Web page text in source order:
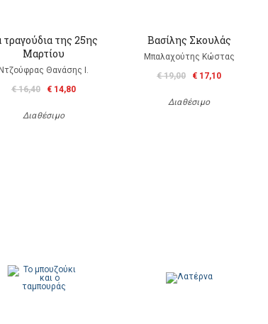
τραγούδια της 25ης
Μαρτίου
Θανάσης Ι.
€ 16,40
€ 14,80
Διαθέσιμο
Βασίλης Σκουλάς
Μπαλαχούτης Κώστας
€ 19,00
€ 17,10
Διαθέσιμο